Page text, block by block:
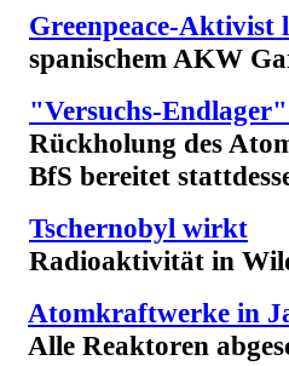
Greenpeace-Aktivist
spanischem AKW
"Versuchs-
Rückholung des
BfS bereitet
Tschernobyl wirkt
Radioaktivität in
Atomkraftwerke in
Alle Reaktoren